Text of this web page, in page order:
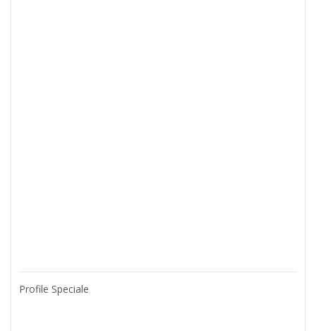
Profile Speciale